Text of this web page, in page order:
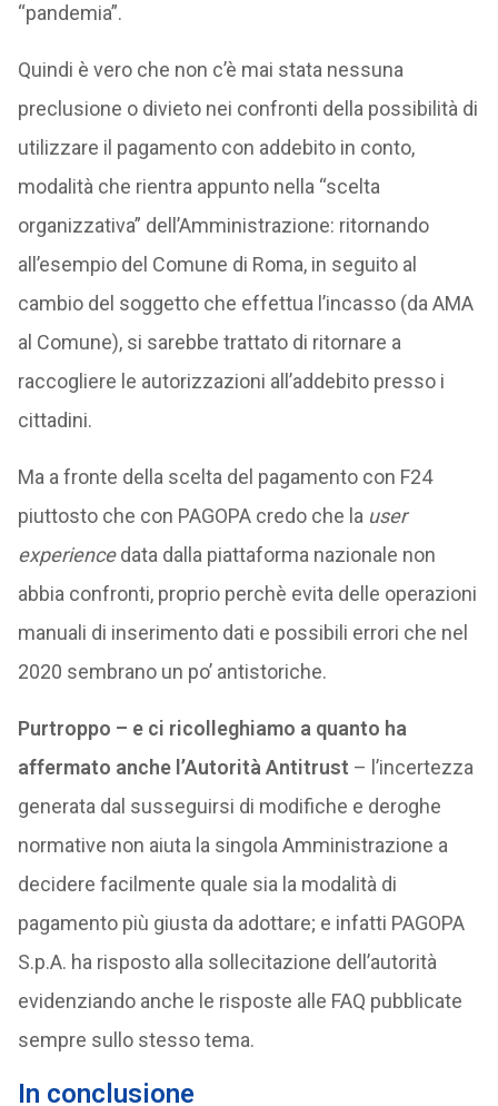
“pandemia”.
Quindi è vero che non c’è mai stata nessuna
preclusione o divieto nei confronti della possibilità di
utilizzare il pagamento con addebito in conto,
modalità che rientra appunto nella “scelta
organizzativa” dell’Amministrazione: ritornando
all’esempio del Comune di Roma, in seguito al
cambio del soggetto che effettua l’incasso (da AMA
al Comune), si sarebbe trattato di ritornare a
raccogliere le autorizzazioni all’addebito presso i
cittadini.
Ma a fronte della scelta del pagamento con F24
piuttosto che con PAGOPA credo che la user
experiencedata dalla piattaforma nazionale non
abbia confronti, proprio perchè evita delle operazioni
manuali di inserimento dati e possibili errori che nel
2020 sembrano un po’ antistoriche.
Purtroppo – e ci ricolleghiamo a quanto ha
affermato anche l’Autorità Antitrust – l’incertezza
generata dal susseguirsi di modifiche e deroghe
normative non aiuta la singola Amministrazione a
decidere facilmente quale sia la modalità di
pagamento più giusta da adottare; e infatti PAGOPA
S.p.A. ha risposto alla sollecitazione dell’autorità
evidenziando anche le risposte alle FAQ pubblicate
sempre sullo stesso tema.
In conclusione